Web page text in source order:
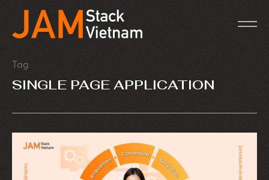
Tag
SINGLE PAGE APPLICATION